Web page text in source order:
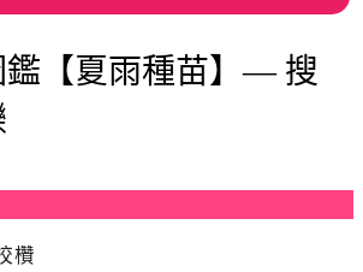
鑑【夏雨種苗】— 搜
欑